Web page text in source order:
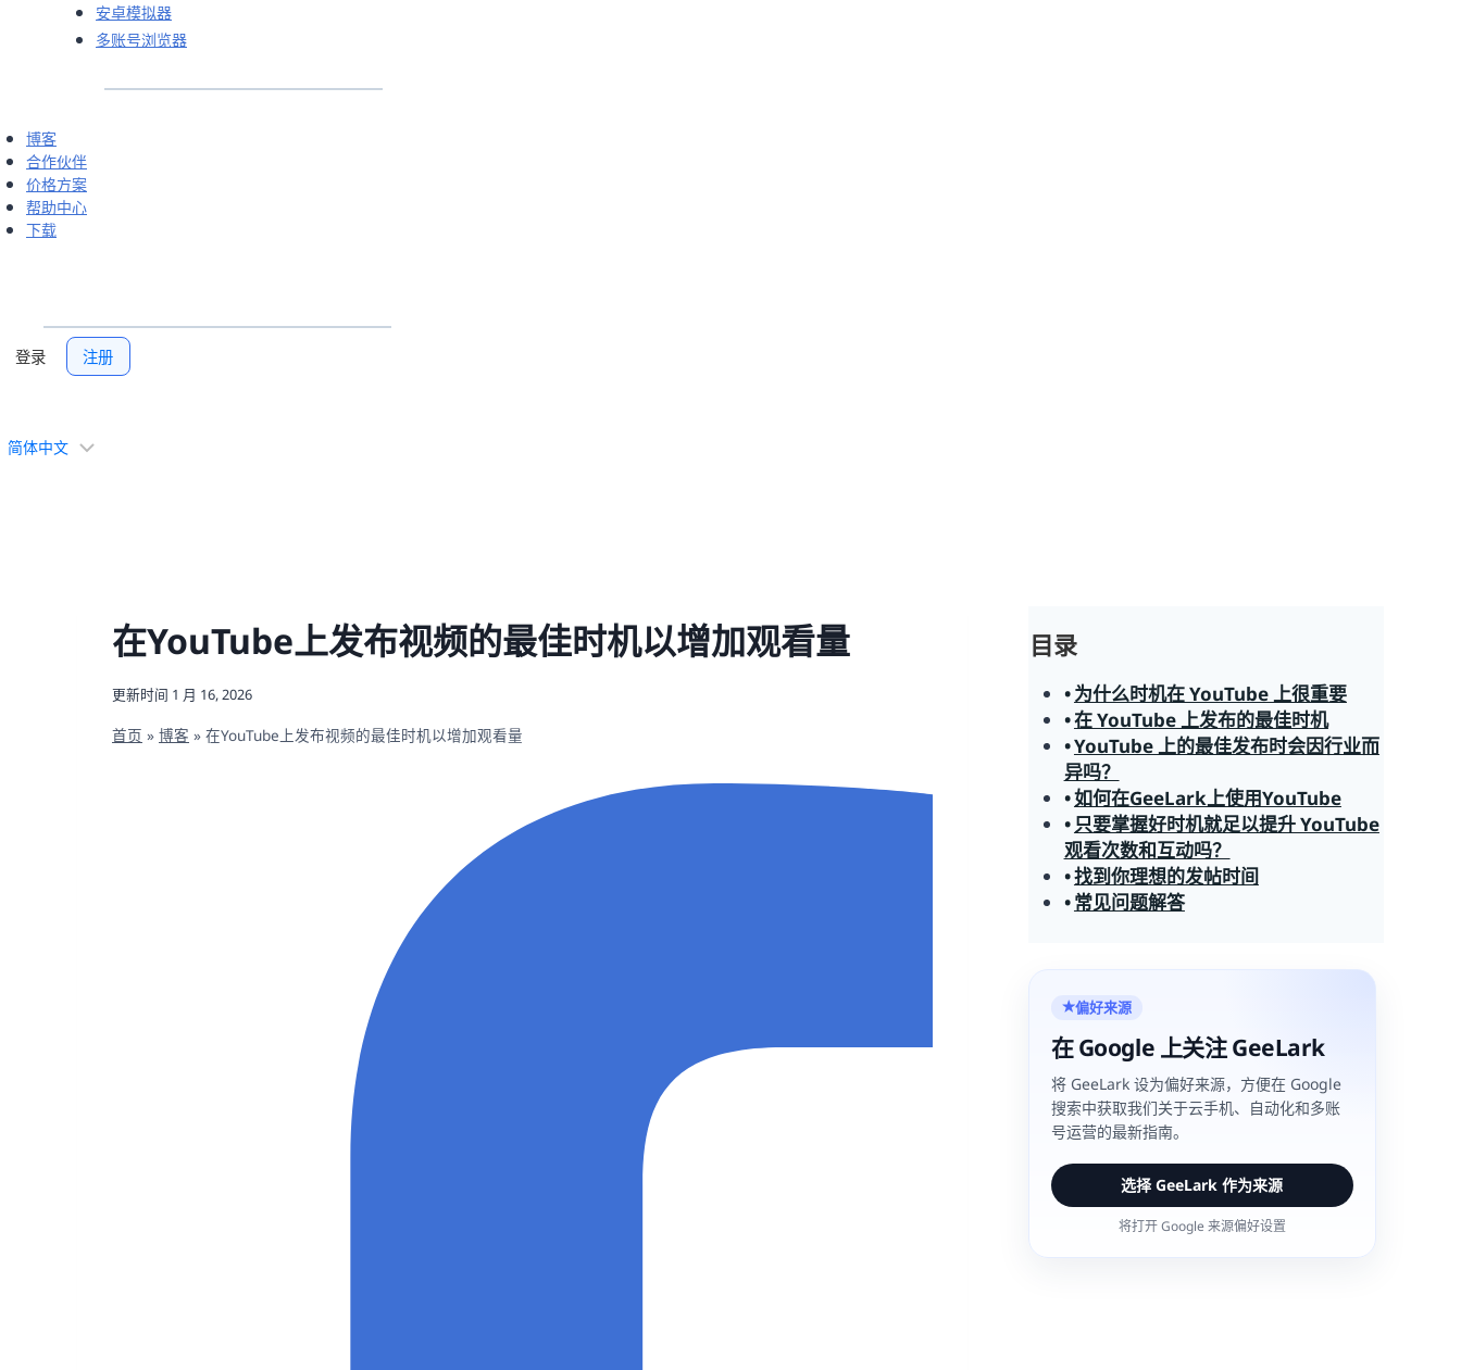
安卓模拟器
多账号浏览器
博客
合作伙伴
价格方案
帮助中心
下载
登录 注册
选
在YouTube上发布视频的最佳时机以增加观看量
更新时间 1 月 16, 2026
首页 » 博客 » 在YouTube上发布视频的最佳时机以增加观看量
目录
为什么时机在 YouTube 上很重要
在 YouTube 上发布的最佳时机
YouTube 上的最佳发布时会因行业而
异吗？
如何在GeeLark上使用YouTube
只要掌握好时机就足以提升 YouTube
观看次数和互动吗？
找到你理想的发帖时间
常见问题解答
★偏好来源
在 Google 上关注 GeeLark
将 GeeLark 设为偏好来源，方便在 Google
搜索中获取我们关于云手机、自动化和多账
号运营的最新指南。
选择 GeeLark 作为来源
将打开 Google 来源偏好设置